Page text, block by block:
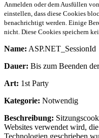
Anmelden oder dem Ausfüllen
einstellen, dass diese Cookies
benachrichtigt werden. Einige
nicht. Diese Cookies speichern
Name: ASP.NET_SessionId
Dauer: Bis zum Beenden
Art: 1st Party
Kategorie: Notwendig
Beschreibung:
Websites verwendet wird,
Technologien geschrieben